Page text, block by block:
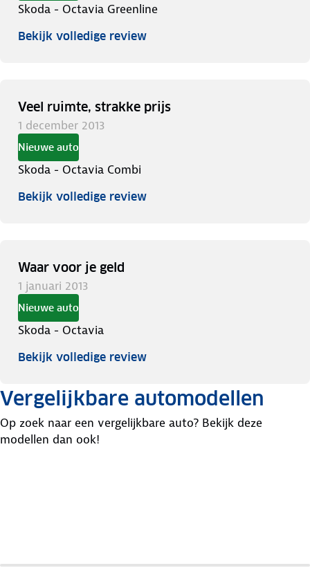
Skoda - Octavia Greenline
Bekijk volledige review
Veel ruimte, strakke prijs
1 december 2013
Nieuwe auto
Skoda - Octavia Combi
Bekijk volledige review
Waar voor je geld
1 januari 2013
Nieuwe auto
Skoda - Octavia
Bekijk volledige review
Vergelijkbare automodellen
Op zoek naar een vergelijkbare auto? Bekijk deze
modellen dan ook!